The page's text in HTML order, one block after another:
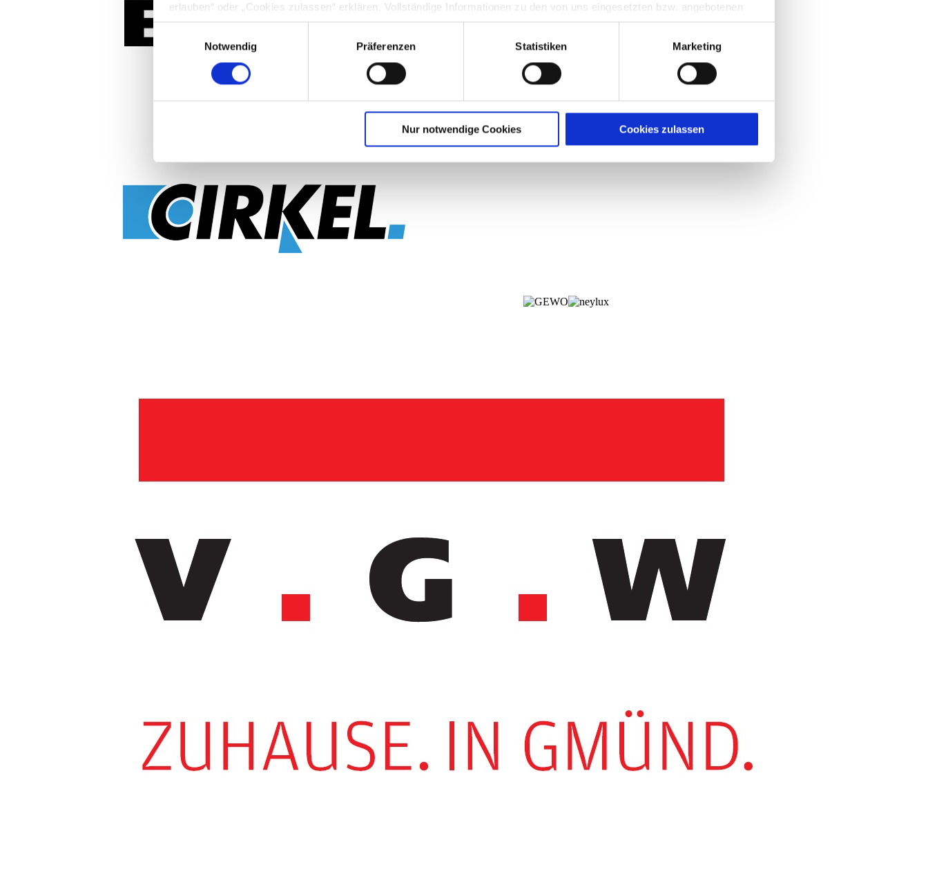
erlauben“ oder „Cookies zulassen“ erklären. Vollständige Informationen zu den von uns eingesetzten bzw. angebotenen
Cookie-Optionen finden Sie unter Punkt 3.4 in unserer Datenschutzerklärung.
Hinweis zur Datenübermittlung in die USA: Indem Sie die jeweiligen Cookies akzeptieren, willigen Sie zugleich gem. Art.
49 Abs. 1 S. 1 lit. a) DSGVO ein, dass durch das Setzen und Verwenden des jeweiligen Cookies entstehenden
Einwilligungsauswahl
Notwendig
Präferenzen Statistiken Marketing
Nur notwendige Cookies Cookies zulassen